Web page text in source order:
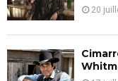
20